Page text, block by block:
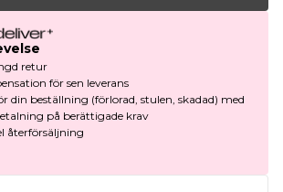
retur
för sen leverans
din beställning (förlorad, stulen, skadad) med
på berättigade krav
återförsäljning